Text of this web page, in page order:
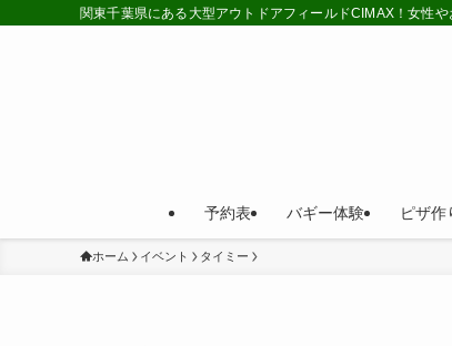
関東千葉県にある大型アウトドアフィールドCIMAX！女性
予約表 バギー体験 ピザ作
ホーム イベント タイミー